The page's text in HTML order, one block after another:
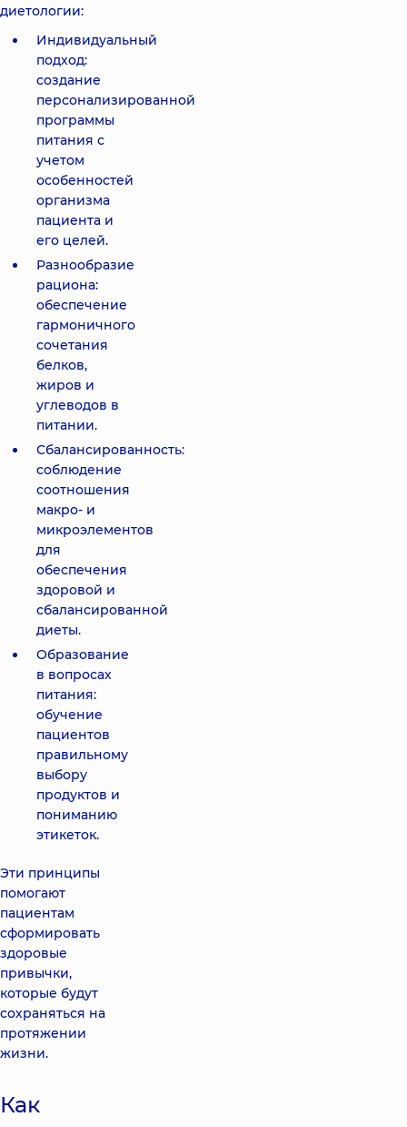
диетологии:
Индивидуальный
подход:
создание
персонализированной
программы
питания с
учетом
особенностей
организма
пациента и
его целей.
Разнообразие
рациона:
обеспечение
гармоничного
сочетания
белков,
жиров и
углеводов в
питании.
Сбалансированность:
соблюдение
соотношения
макро- и
микроэлементов
для
обеспечения
здоровой и
сбалансированной
диеты.
Образование
в вопросах
питания:
обучение
пациентов
правильному
выбору
продуктов и
пониманию
этикеток.
Эти принципы
помогают
пациентам
сформировать
здоровые
привычки,
которые будут
сохраняться на
протяжении
жизни.
Как